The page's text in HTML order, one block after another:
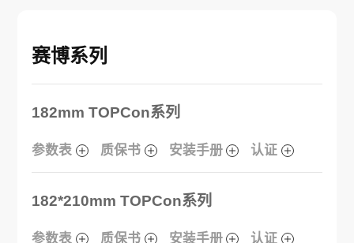
赛博系列
182mm TOPCon系列
参数表 质保书 安装手册 认证
182*210mm TOPCon系列
参数表 质保书 安装手册 认证